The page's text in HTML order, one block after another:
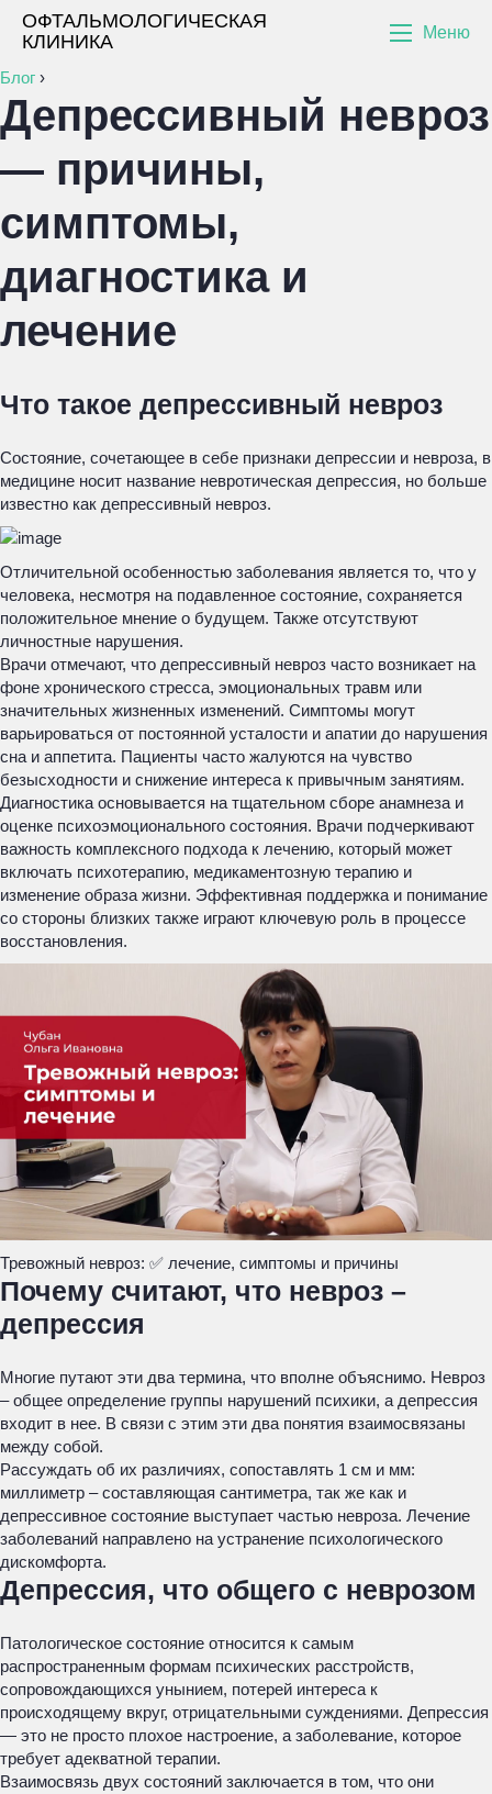
ОФТАЛЬМОЛОГИЧЕСКАЯ
КЛИНИКА
Меню
Блог ›
Депрессивный невроз
— причины,
симптомы,
диагностика и
лечение
Что такое депрессивный невроз
Состояние, сочетающее в себе признаки депрессии и невроза, в
медицине носит название невротическая депрессия, но больше
известно как депрессивный невроз.
Отличительной особенностью заболевания является то, что у
человека, несмотря на подавленное состояние, сохраняется
положительное мнение о будущем. Также отсутствуют
личностные нарушения.
Врачи отмечают, что депрессивный невроз часто возникает на
фоне хронического стресса, эмоциональных травм или
значительных жизненных изменений. Симптомы могут
варьироваться от постоянной усталости и апатии до нарушения
сна и аппетита. Пациенты часто жалуются на чувство
безысходности и снижение интереса к привычным занятиям.
Диагностика основывается на тщательном сборе анамнеза и
оценке психоэмоционального состояния. Врачи подчеркивают
важность комплексного подхода к лечению, который может
включать психотерапию, медикаментозную терапию и
изменение образа жизни. Эффективная поддержка и понимание
со стороны близких также играют ключевую роль в процессе
восстановления.
Тревожный невроз: ✅ лечение, симптомы и причины
Почему считают, что невроз –
депрессия
Многие путают эти два термина, что вполне объяснимо. Невроз
– общее определение группы нарушений психики, а депрессия
входит в нее. В связи с этим эти два понятия взаимосвязаны
между собой.
Рассуждать об их различиях, сопоставлять 1 см и мм:
миллиметр – составляющая сантиметра, так же как и
депрессивное состояние выступает частью невроза. Лечение
заболеваний направлено на устранение психологического
дискомфорта.
Депрессия, что общего с неврозом
Патологическое состояние относится к самым
распространенным формам психических расстройств,
сопровождающихся унынием, потерей интереса к
происходящему вкруг, отрицательными суждениями. Депрессия
— это не просто плохое настроение, а заболевание, которое
требует адекватной терапии.
Взаимосвязь двух состояний заключается в том, что они